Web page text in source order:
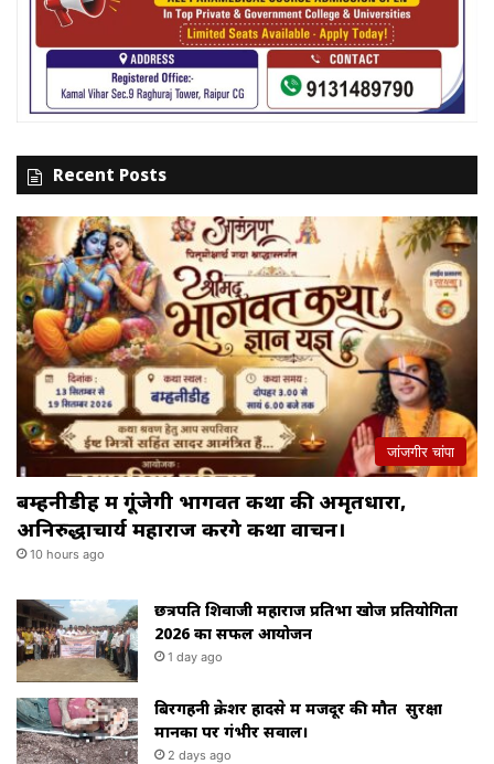
Recent Posts
जांजगीर चांपा
बम्हनीडीह में गूंजेगी भागवत कथा की अमृतधारा,
अनिरुद्धाचार्य महाराज करेंगे कथा वाचन।
10 hours ago
छत्रपति शिवाजी महाराज प्रतिभा खोज प्रतियोगिता
2026 का सफल आयोजन
1 day ago
बिरगहनी क्रेशर हादसे में मजदूर की मौत सुरक्षा
मानकों पर गंभीर सवाल।
2 days ago